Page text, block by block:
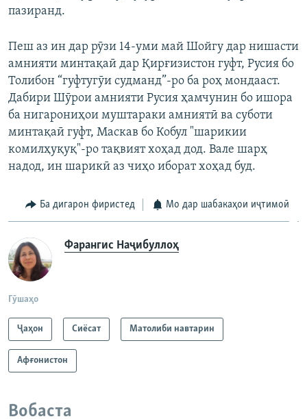
пазиранд.
Пеш аз ин дар рӯзи 14-уми май Шойгу дар нишасти
амнияти минтақаӣ дар Қирғизистон гуфт, Русия бо
Толибон “гуфтугӯи судманд”-ро ба роҳ мондааст.
Дабири Шӯрои амнияти Русия ҳамчунин бо ишора
ба нигарониҳои муштараки амниятӣ ва суботи
минтақаӣ гуфт, Маскав бо Кобул "шарикии
комилҳуқуқ"-ро тақвият хоҳад дод. Вале шарҳ
надод, ин шарикӣ аз чиҳо иборат хоҳад буд.
Ба дигарон фиристед Мо дар шабакаҳои иҷтимоӣ
Фарангис Наҷибуллоҳ
Гӯшаҳо
Ҷаҳон Сиёсат Матолиби навтарин
Афғонистон
Вобаста